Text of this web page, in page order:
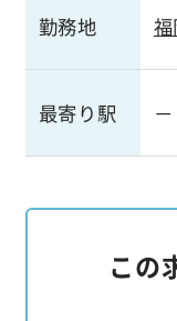
勤務地
最寄り駅 －
この